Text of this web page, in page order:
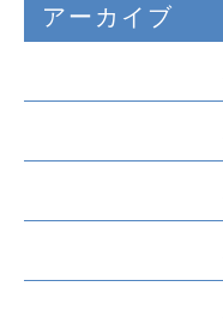
アーカイブ